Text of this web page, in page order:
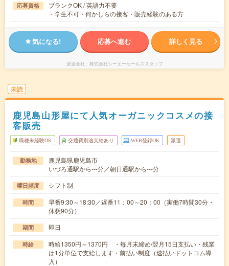
応募資格
ブランクOK / 英語力不要
・学生不可・何かしらの接客・販売経験のある方
気になる! 応募へ進む 詳しく見る
派遣会社 株式会社シーエーセールススタッフ
未読
鹿児島山形屋にて人気オーガニックコスメの接
客販売
職種未経験OK 交通費別途支給あり WEB登録OK 派遣
勤務地
鹿児島県鹿児島市
いづろ通駅から---分／朝日通駅から---分
曜日頻度 シフト制
時間
早番9:30～18:30／遅番11：00～20：00（実働7時間30分・
休憩90分）
期間 即日
時給
時給1350円～1370円 ・毎月末締め/翌月15日支払い・残業
は1分単位で支給します・前払い制度（速払いドットコム導
入）